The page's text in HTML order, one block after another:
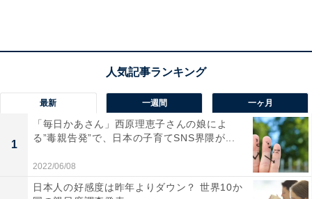
最新 一週間 一ヶ月
1
「毎日かあさん」西原理恵子さんの娘によ
る”毒親告発”で、日本の子育てSNS界隈が...
2022/06/08
日本人の好感度は昨年よりダウン？ 世界10か